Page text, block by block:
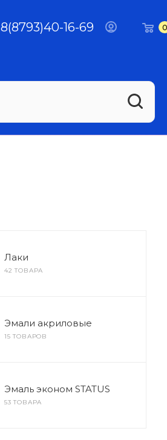
8(8793)40-16-69 0
Лаки
42 ТОВАРА
Эмали акриловые
15 ТОВАРОВ
Эмаль эконом STATUS
53 ТОВАРА